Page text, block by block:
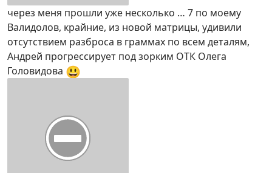
через меня прошли уже несколько … 7 по моему
Валидолов, крайние, из новой матрицы, удивили
отсутствием разброса в граммах по всем деталям,
Андрей прогрессирует под зорким ОТК Олега
Головидова 😃